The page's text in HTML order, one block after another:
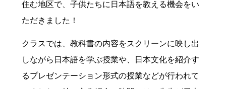
住む地区で、子供たちに日本語を教える機会をい
ただきました！
クラスでは、教科書の内容をスクリーンに映し出
しながら日本語を学ぶ授業や、日本文化を紹介す
るプレゼンテーション形式の授業などが行われて